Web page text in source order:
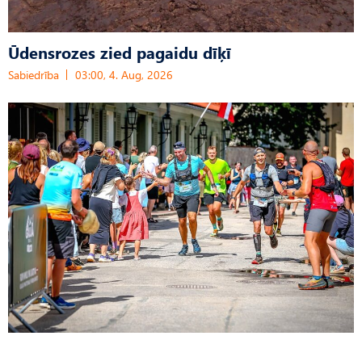
Ūdensrozes zied pagaidu dīķī
Sabiedrība 03:00, 4. Aug, 2026